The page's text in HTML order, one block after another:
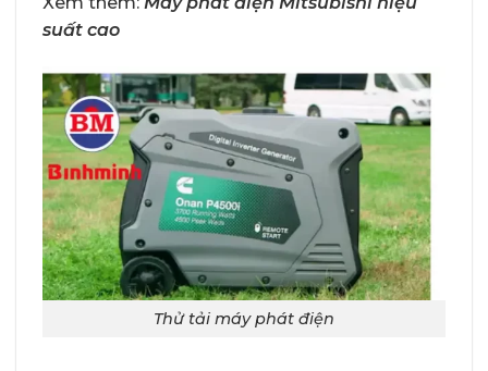
suất cao
Thử tải máy phát điện